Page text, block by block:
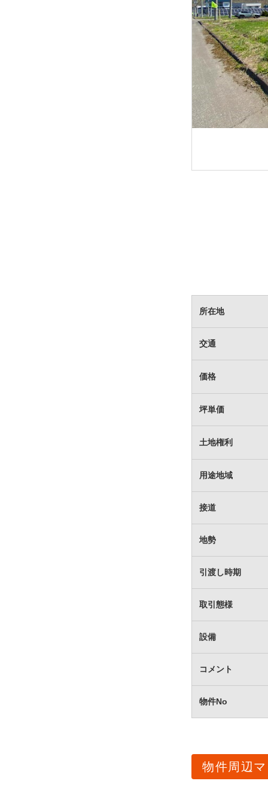
所在地
交通
価格
坪単価
土地権利
用途地域
接道
地勢
引渡し時期
取引態様
設備
コメント
物件No
物件周辺